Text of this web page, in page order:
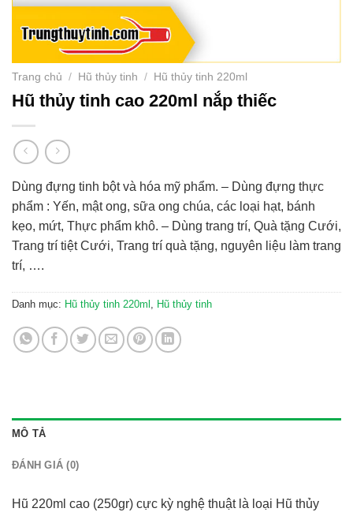
Trang chủ / Hũ thủy tinh / Hũ thủy tinh 220ml
Hũ thủy tinh cao 220ml nắp thiếc
Dùng đựng tinh bột và hóa mỹ phẩm. – Dùng đựng thực
phẩm : Yến, mật ong, sữa ong chúa, các loại hạt, bánh
kẹo, mứt, Thực phẩm khô. – Dùng trang trí, Quà tặng Cưới,
Trang trí tiệt Cưới, Trang trí quà tặng, nguyên liệu làm trang
trí, ….
Danh mục: Hũ thủy tinh 220ml , Hũ thủy tinh
MÔ TẢ
ĐÁNH GIÁ (0)
Hũ 220ml cao (250gr) cực kỳ nghệ thuật là loại Hũ thủy